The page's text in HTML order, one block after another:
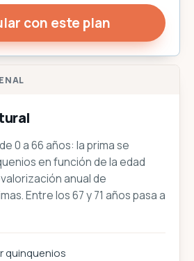
con este plan
0 a 66 años: la prima se
en función de la edad
anual de
Entre los 67 y 71 años pasa a
quinquenios